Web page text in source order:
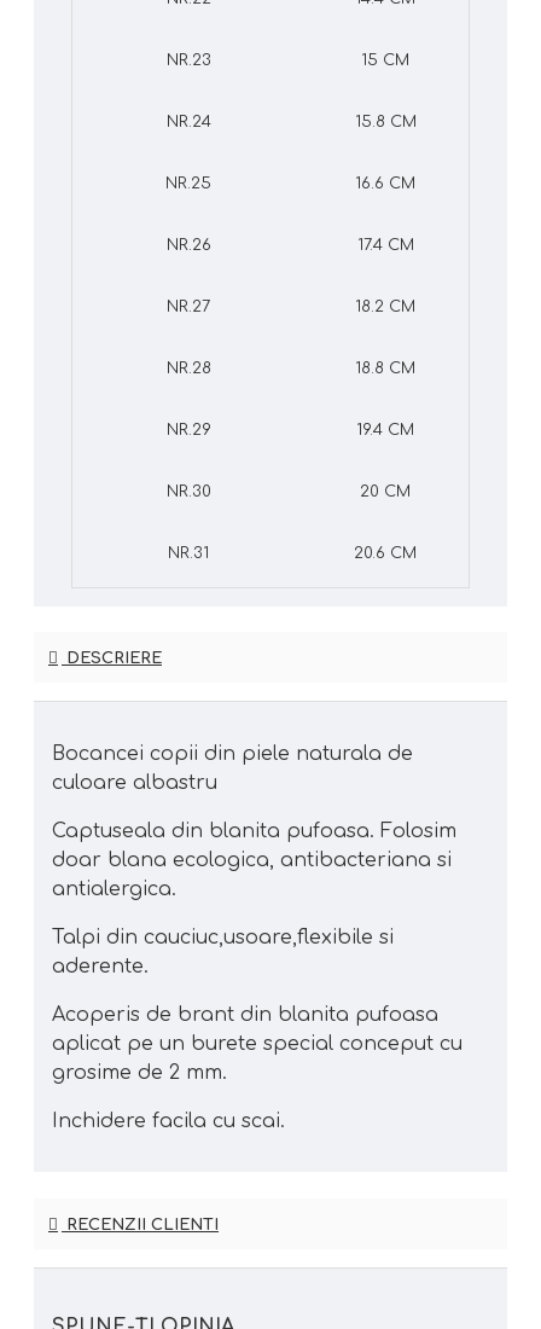
NR.23 15 CM
NR.24 15.8 CM
NR.25 16.6 CM
NR.26 17.4 CM
NR.27 18.2 CM
NR.28 18.8 CM
NR.29 19.4 CM
NR.30 20 CM
NR.31 20.6 CM
DESCRIERE
Bocancei copii din piele naturala de
culoare albastru
Captuseala din blanita pufoasa. Folosim
doar blana ecologica, antibacteriana si
antialergica.
Talpi din cauciuc,usoare,flexibile si
aderente.
Acoperis de brant din blanita pufoasa
aplicat pe un burete special conceput cu
grosime de 2 mm.
Inchidere facila cu scai.
RECENZII CLIENTI